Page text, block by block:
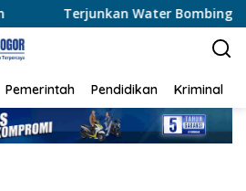
Bombing, Kapolres Pelalawan
Pemerintah Pendidikan Kriminal